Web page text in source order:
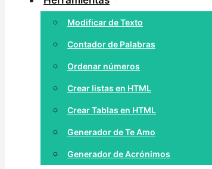
Modificar de Texto
Contador de Palabras
Ordenar números
Crear listas en HTML
Crear Tablas en HTML
Generador de Te Amo
Generador de Acrónimos